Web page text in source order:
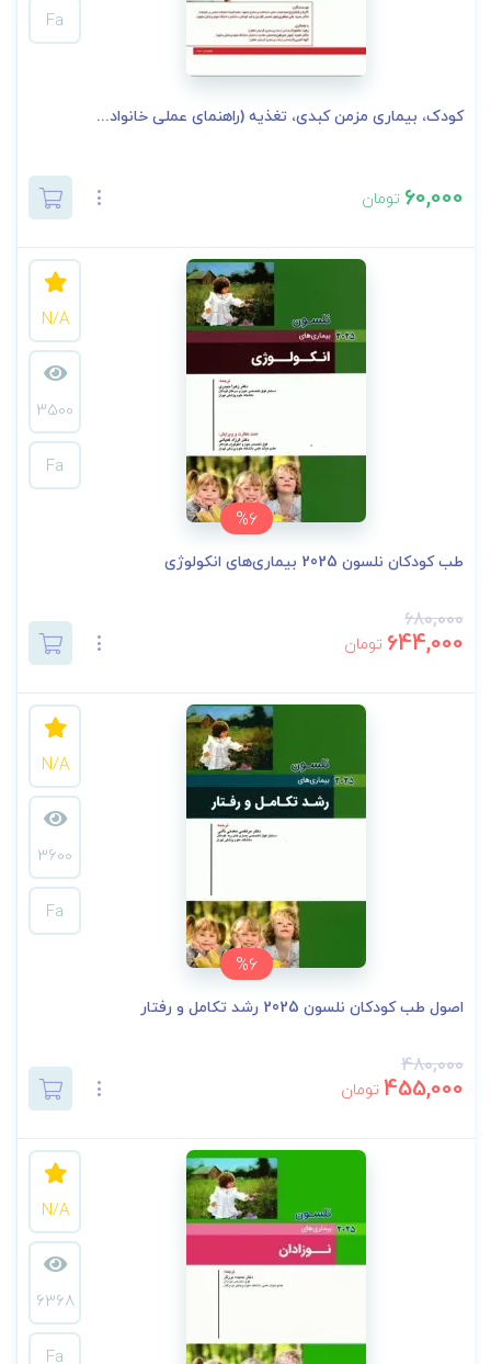
Fa
کودک، بیماری مزمن کبدی، تغذیه (راهنمای عملی خانواد...
60,000 تومان
%6
N/A
3500
Fa
طب کودکان نلسون 2025 بیماری‌های انکولوژی
680,000
644,000 تومان
%6
N/A
3600
Fa
اصول طب کودکان نلسون 2025 رشد تکامل و رفتار
480,000
455,000 تومان
N/A
6368
Fa